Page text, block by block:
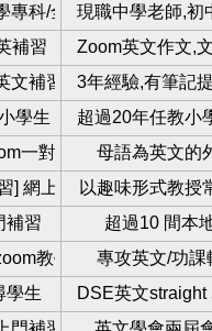
專科/全科/初中英數
現職中學老師,初
補習 Zoom英文作文,
文補習老師3年經驗,有筆記
學生 超過20年任教小
一對一教學母語為英文的
] 網上英文班招生
以趣味形式教授
補習 超過10 間本
教學 專攻英文/功課
學生 DSE英文straight